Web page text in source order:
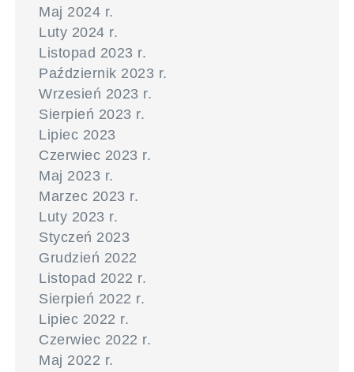
Maj 2024 r.
Luty 2024 r.
Listopad 2023 r.
Październik 2023 r.
Wrzesień 2023 r.
Sierpień 2023 r.
Lipiec 2023
Czerwiec 2023 r.
Maj 2023 r.
Marzec 2023 r.
Luty 2023 r.
Styczeń 2023
Grudzień 2022
Listopad 2022 r.
Sierpień 2022 r.
Lipiec 2022 r.
Czerwiec 2022 r.
Maj 2022 r.